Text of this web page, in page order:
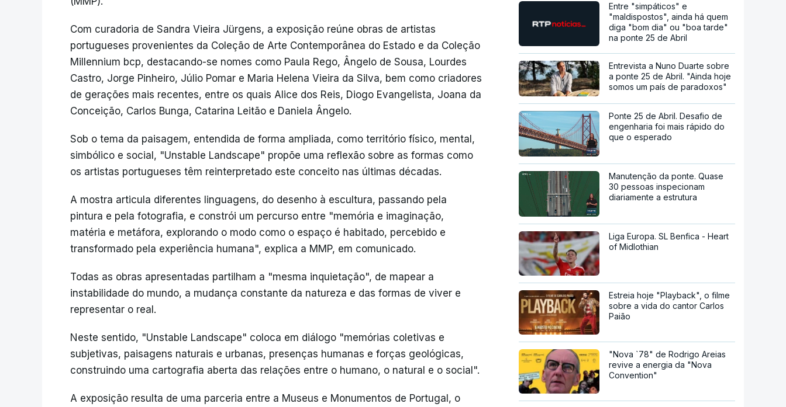
Com curadoria de Sandra Vieira Jürgens, a exposição reúne obras de artistas
portugueses provenientes da Coleção de Arte Contemporânea do Estado e da Coleção
Millennium bcp, destacando-se nomes como Paula Rego, Ângelo de Sousa, Lourdes
Castro, Jorge Pinheiro, Júlio Pomar e Maria Helena Vieira da Silva, bem como criadores
de gerações mais recentes, entre os quais Alice dos Reis, Diogo Evangelista, Joana da
Conceição, Carlos Bunga, Catarina Leitão e Daniela Ângelo.
Sob o tema da paisagem, entendida de forma ampliada, como território físico, mental,
simbólico e social, "Unstable Landscape" propõe uma reflexão sobre as formas como
os artistas portugueses têm reinterpretado este conceito nas últimas décadas.
A mostra articula diferentes linguagens, do desenho à escultura, passando pela
pintura e pela fotografia, e constrói um percurso entre "memória e imaginação,
matéria e metáfora, explorando o modo como o espaço é habitado, percebido e
transformado pela experiência humana", explica a MMP, em comunicado.
Todas as obras apresentadas partilham a "mesma inquietação", de mapear a
instabilidade do mundo, a mudança constante da natureza e das formas de viver e
representar o real.
Neste sentido, "Unstable Landscape" coloca em diálogo "memórias coletivas e
subjetivas, paisagens naturais e urbanas, presenças humanas e forças geológicas,
construindo uma cartografia aberta das relações entre o humano, o natural e o social".
A exposição resulta de uma parceria entre a Museus e Monumentos de Portugal, o
Entre "simpáticos" e
"maldispostos", ainda há quem
diga "bom dia" ou "boa tarde"
na ponte 25 de Abril
Entrevista a Nuno Duarte sobre
a ponte 25 de Abril. "Ainda hoje
somos um país de paradoxos"
Ponte 25 de Abril. Desafio de
engenharia foi mais rápido do
que o esperado
Manutenção da ponte. Quase
30 pessoas inspecionam
diariamente a estrutura
Liga Europa. SL Benfica - Heart
of Midlothian
Estreia hoje "Playback", o filme
sobre a vida do cantor Carlos
Paião
"Nova `78" de Rodrigo Areias
revive a energia da "Nova
Convention"